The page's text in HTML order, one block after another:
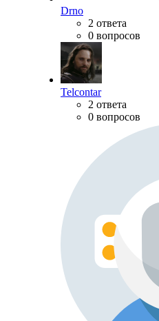
Drno
2 ответа
0 вопросов
Telcontar
2 ответа
0 вопросов